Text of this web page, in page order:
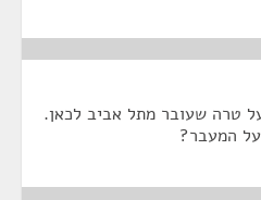
טרה שעובר מתל אביב לכאן.
המעבר?